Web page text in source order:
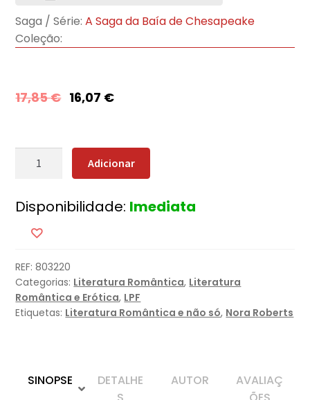
Saga / Série: A Saga da Baía de Chesapeake
Coleção:
17,85€ 16,07 €
Quantidade
pelo
Mar
Adicionar
Disponibilidade: Imediata
REF:803220
Categorias: Literatura Romântica, Literatura
Romântica e Erótica, LPF
Etiquetas: Literatura Romântica e não só, Nora Roberts
SINOPSE
DETALHE
AUTOR
AVALIAÇ